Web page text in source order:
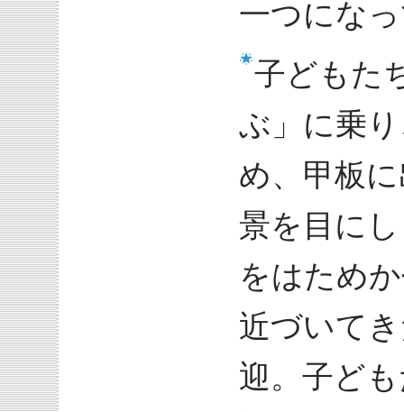
一つにな
子どもた
ぶ」に乗
め、甲板
景を目に
をはため
近づいて
迎。子ど